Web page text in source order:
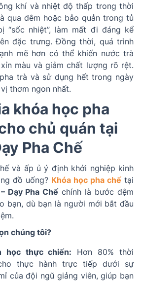
khí và nhiệt độ thấp trong thời
qua đêm hoặc bảo quản trong tủ
“sốc nhiệt”, làm mất đi đáng kể
đặc trưng. Đồng thời, quá trình
mẽ hơn có thể khiến nước trà
màu và giảm chất lượng rõ rệt.
trà và sử dụng hết trong ngày
thơm ngon nhất.
khóa học pha
chủ quán tại
Pha Chế
và ấp ủ ý định khởi nghiệp kinh
đồ uống? Khóa học pha chế tại
Dạy Pha Chế chính là bước đệm
bạn, dù bạn là người mới bắt đầu
chúng tôi?
học thực chiến: Hơn 80% thời
thực hành trực tiếp dưới sự
của đội ngũ giảng viên, giúp bạn